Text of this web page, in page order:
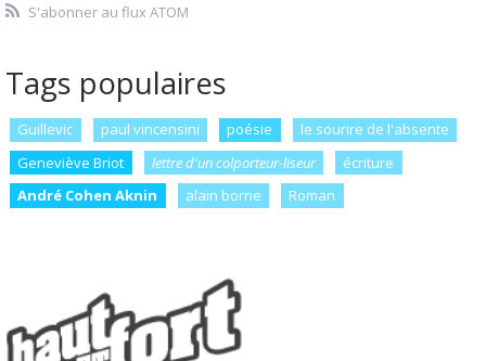
S'abonner au flux ATOM
Tags populaires
Guillevic paul vincensini poésie
le sourire de l'absente
Geneviève Briot
lettre d'un colporteur-liseur
écriture
André Cohen Aknin
alain borne Roman